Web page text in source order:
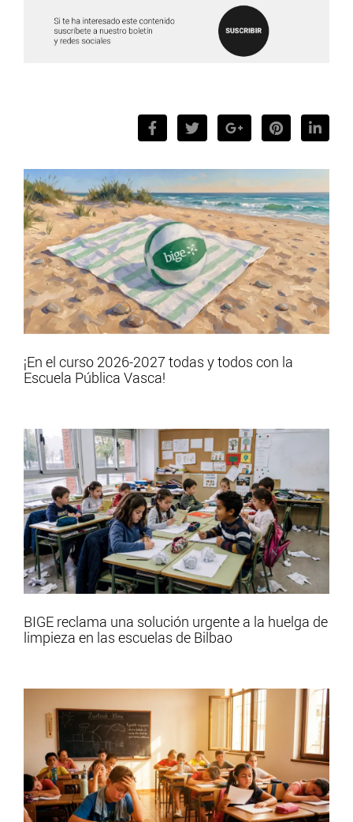
¡En el curso 2026-2027 todas y todos con la
Escuela Pública Vasca!
BIGE reclama una solución urgente a la huelga de
limpieza en las escuelas de Bilbao